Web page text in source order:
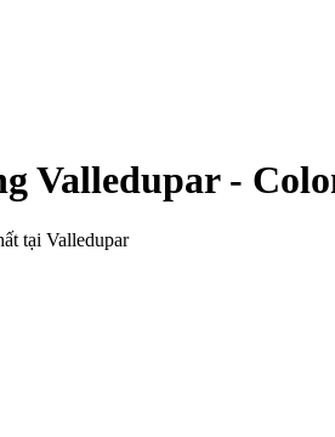
Valledupar-
tại Valledupar